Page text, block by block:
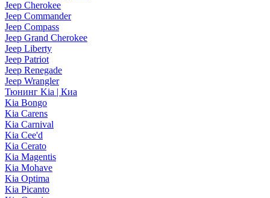
Jeep Cherokee
Jeep Commander
Jeep Compass
Jeep Grand Cherokee
Jeep Liberty
Jeep Patriot
Jeep Renegade
Jeep Wrangler
Тюнинг Kia | Киа
Kia Bongo
Kia Carens
Kia Carnival
Kia Cee'd
Kia Cerato
Kia Magentis
Kia Mohave
Kia Optima
Kia Picanto